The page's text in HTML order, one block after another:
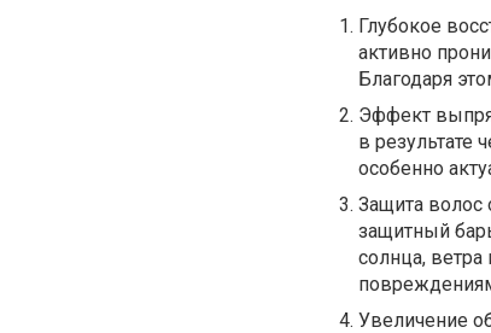
Глубокое
активно
Благодаря
Эффект
в результате
особенно
Защита волос
защитный
солнца,
Увеличение